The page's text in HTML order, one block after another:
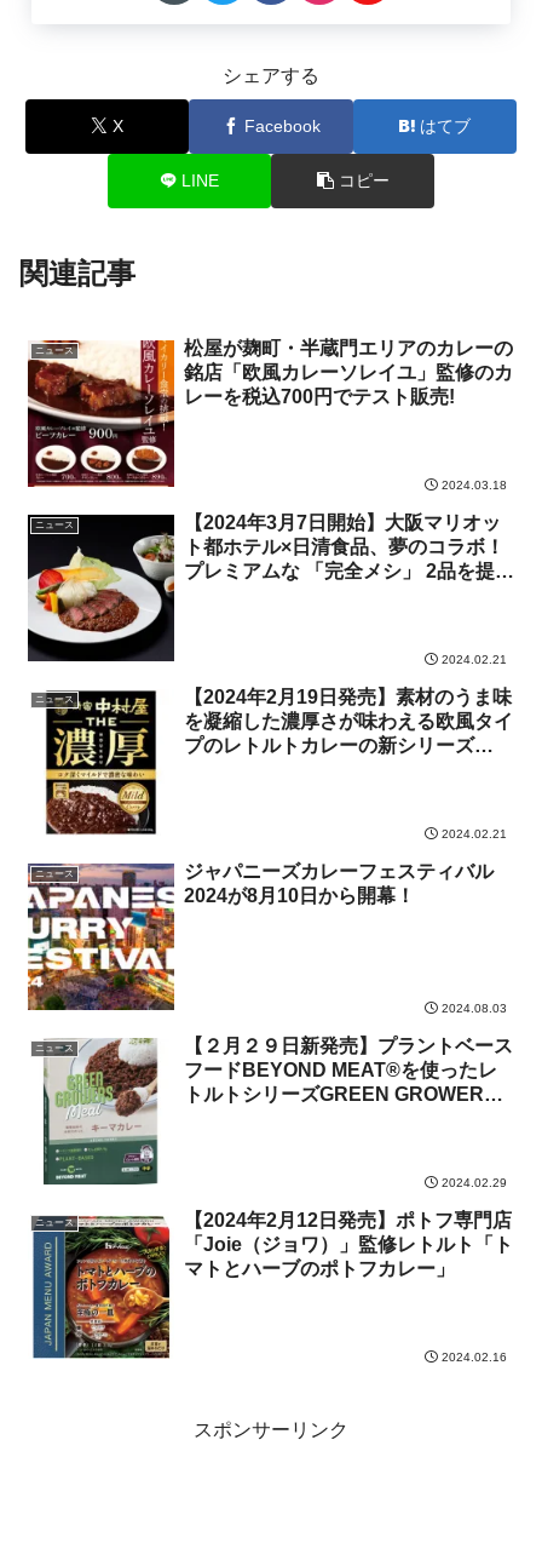
シェアする
X Facebook はてブ
LINE コピー
関連記事
ニュース
松屋が麹町・半蔵門エリアのカレーの
銘店「欧風カレーソレイユ」監修のカ
レーを税込700円でテスト販売!
2024.03.18
ニュース
【2024年3月7日開始】大阪マリオッ
ト都ホテル×日清食品、夢のコラボ！
プレミアムな 「完全メシ」 2品を提供
2024.02.21
ニュース
【2024年2月19日発売】素材のうま味
を凝縮した濃厚さが味わえる欧風タイ
プのレトルトカレーの新シリーズ
2024.02.21
ニュース
ジャパニーズカレーフェスティバル
2024が8月10日から開幕！
2024.08.03
ニュース
【２月２９日新発売】プラントベース
フードBEYOND MEAT®を使ったレ
トルトシリーズGREEN GROWERS
2024.02.29
ニュース
【2024年2月12日発売】ポトフ専門店
「Joie（ジョワ）」監修レトルト「ト
マトとハーブのポトフカレー」
2024.02.16
スポンサーリンク